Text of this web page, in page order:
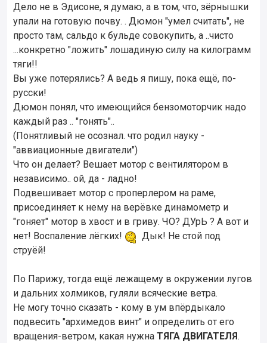
Дело не в Эдисоне, я думаю, а в том, что, зёрнышки
упали на готовую почву. . Дюмон "умел считать", не
просто там, сальдо к бульде совокупить, а ..чисто
...конкретно "ложить" лошадиную силу на килограмм
тяги!!
Вы уже потерялись? А ведь я пишу, пока ещё, по-
русски!
Дюмон понял, что имеющийся бензомоторчик надо
каждый раз .. "гонять"..
(Понятливый не осознал. что родил науку -
"аввиационные двигатели")
Что он делает? Вешает мотор с вентилятором в
независимо.. ой, да - ладно!
Подвешивает мотор с проперлером на раме,
присоединяет к нему на верёвке динамометр и
"гоняет" мотор в хвост и в гриву. ЧО? ДУрЬ ? А вот и
нет! Воспаление лёгких!
Дык! Не стой под
струёй!
По Парижу, тогда ещё лежащему в окружении лугов
и дальних холмиков, гуляли всяческие ветра.
Не могу точно сказать - кому в ум впёрдыкало
подвесить "архимедов винт" и определить от его
вращения-ветром, какая нужна ТЯГА ДВИГАТЕЛЯ.